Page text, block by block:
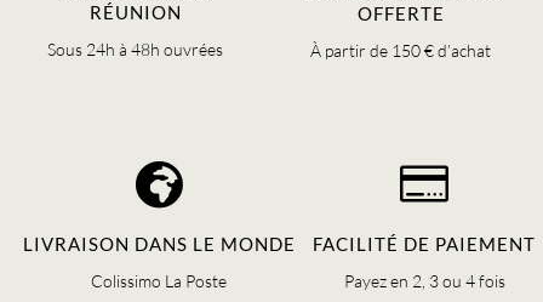
RÉUNION
Sous 24h à 48h ouvrées
OFFERTE
À partir de 150 € d’achat

LIVRAISON DANS LE MONDE
Colissimo La Poste

FACILITÉ DE PAIEMENT
Payez en 2, 3 ou 4 fois